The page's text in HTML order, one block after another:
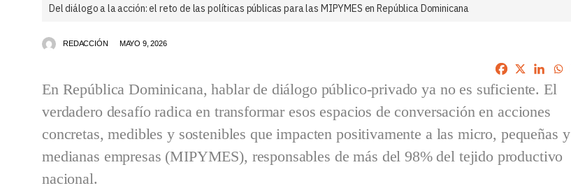
Del diálogo a la acción: el reto de las políticas públicas para las MIPYMES en República Dominicana
REDACCIÓN MAYO 9, 2026
En República Dominicana, hablar de diálogo público-privado ya no es suficiente. El
verdadero desafío radica en transformar esos espacios de conversación en acciones
concretas, medibles y sostenibles que impacten positivamente a las micro, pequeñas y
medianas empresas (MIPYMES), responsables de más del 98% del tejido productivo
nacional.